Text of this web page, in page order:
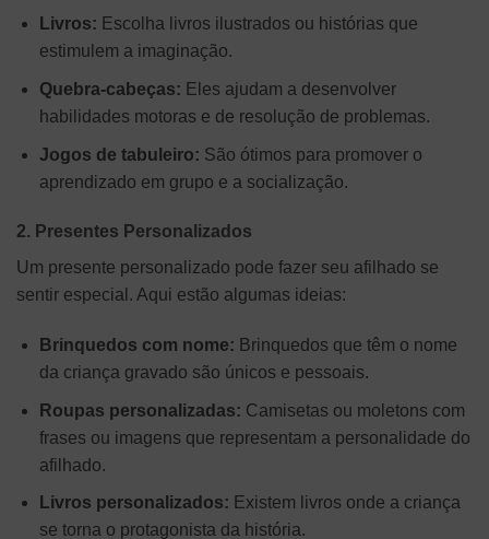
Livros: Escolha livros ilustrados ou histórias que
estimulem a imaginação.
Quebra-cabeças: Eles ajudam a desenvolver
habilidades motoras e de resolução de problemas.
Jogos de tabuleiro: São ótimos para promover o
aprendizado em grupo e a socialização.
2. Presentes Personalizados
Um presente personalizado pode fazer seu afilhado se
sentir especial. Aqui estão algumas ideias:
Brinquedos com nome: Brinquedos que têm o nome
da criança gravado são únicos e pessoais.
Roupas personalizadas: Camisetas ou moletons com
frases ou imagens que representam a personalidade do
afilhado.
Livros personalizados: Existem livros onde a criança
se torna o protagonista da história.